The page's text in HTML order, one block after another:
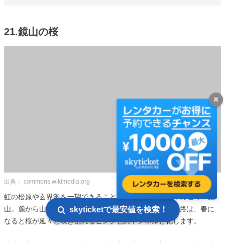
21.鏡山の桜
出典： commons.wikimedia.org
虹の松原や玄界灘を一望できることでとても有名な唐津の名峰・鏡
山。麓から山頂までつづら折りに続いていく約5kmの道路は、春に
なると桜が延々と咲き乱れるピンク色のトンネルと化します。
skyticketで最安値を検索！
✕